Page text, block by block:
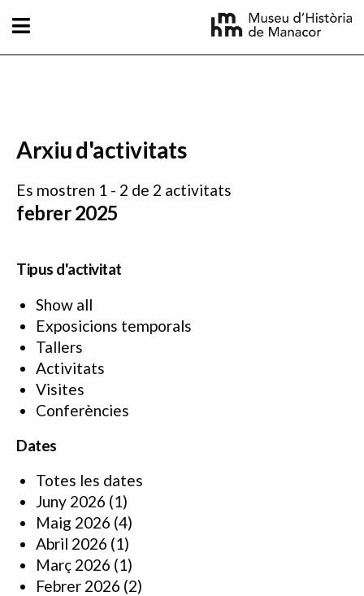
Arxiu d'activitats
Es mostren 1 - 2 de 2 activitats
febrer 2025
Tipus d'activitat
Show all
Exposicions temporals
Tallers
Activitats
Visites
Conferències
Dates
Totes les dates
Juny 2026 (1)
Maig 2026 (4)
Abril 2026 (1)
Març 2026 (1)
Febrer 2026 (2)